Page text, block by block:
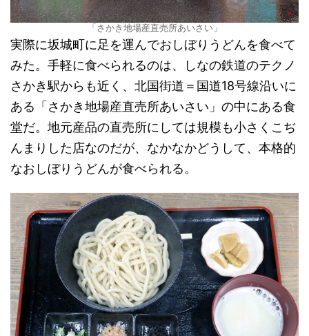
「さかき地場産直売所あいさい」
実際に坂城町に足を運んでおしぼりうどんを食べて
みた。手軽に食べられるのは、しなの鉄道のテクノ
さかき駅からも近く、北国街道＝国道18号線沿いに
ある「さかき地場産直売所あいさい」の中にある食
堂だ。地元産品の直売所にしては規模も小さくこぢ
んまりした店なのだが、なかなかどうして、本格的
なおしぼりうどんが食べられる。